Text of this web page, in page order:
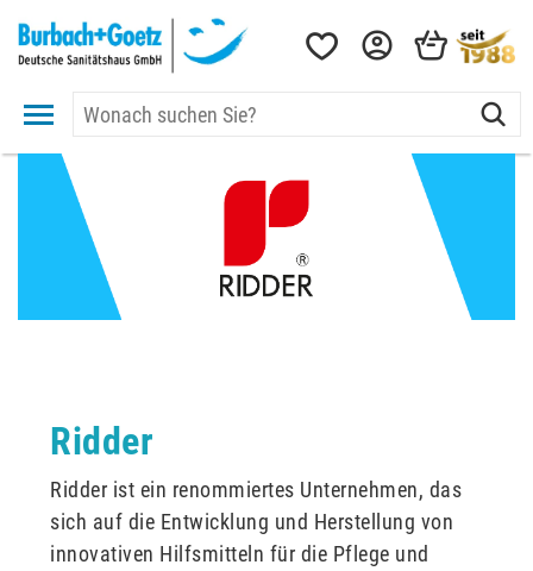
Ridder
Ridder ist ein renommiertes Unternehmen, das
sich auf die Entwicklung und Herstellung von
innovativen Hilfsmitteln für die Pflege und